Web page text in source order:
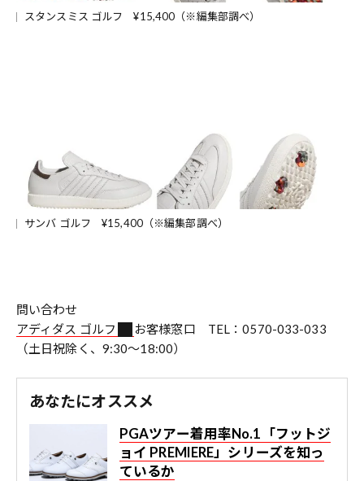
スタンスミス ゴルフ ¥15,400（※編集部調べ）
サンバ ゴルフ ¥15,400（※編集部調べ）
問い合わせ
アディダス ゴルフ
お客様窓口 TEL：0570-033-033
（土日祝除く、9:30～18:00）
あなたにオススメ
PGAツアー着用率No.1「フットジ
ョイ PREMIERE」シリーズを知っ
ているか